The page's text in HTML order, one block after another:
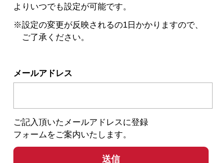
よりいつでも設定が可能です。
※設定の変更が反映されるの1日かかりますので、
ご了承ください。
メールアドレス
ご記入頂いたメールアドレスに登録
フォームをご案内いたします。
送信